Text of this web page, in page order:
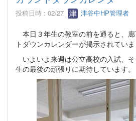
投稿日時 : 02/27 津谷中HP管理者
本日３年生の教室の前を通ると、
トダウンカレンダーが掲示されていま
いよいよ来週は公立高校の入試、
生の最後の頑張りに期待しています。